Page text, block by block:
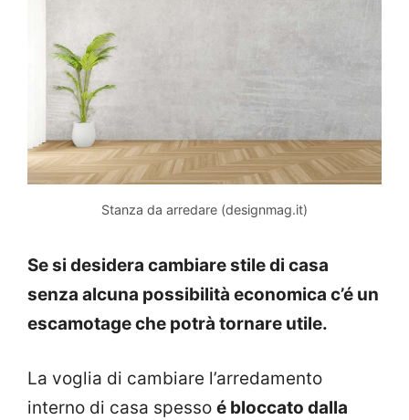
Stanza da arredare (designmag.it)
Se si desidera cambiare stile di casa
senza alcuna possibilità economica c’é un
escamotage che potrà tornare utile.
La voglia di cambiare l’arredamento
interno di casa spesso é bloccato dalla